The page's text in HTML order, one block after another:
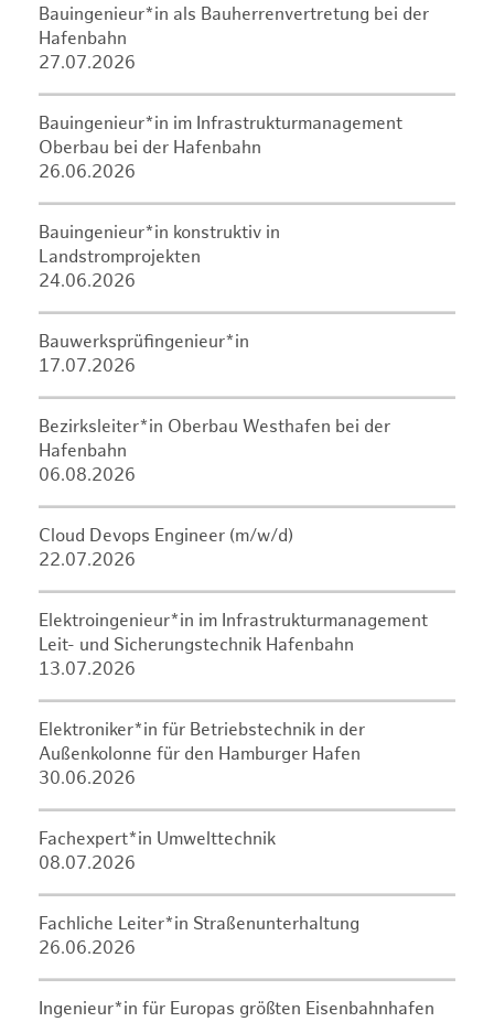
Bauingenieur*in als Bauherrenvertretung bei der
Hafenbahn
27.07.2026
Bauingenieur*in im Infrastrukturmanagement
Oberbau bei der Hafenbahn
26.06.2026
Bauingenieur*in konstruktiv in
Landstromprojekten
24.06.2026
Bauwerksprüfingenieur*in
17.07.2026
Bezirksleiter*in Oberbau Westhafen bei der
Hafenbahn
06.08.2026
Cloud Devops Engineer (m/w/d)
22.07.2026
Elektroingenieur*in im Infrastrukturmanagement
Leit- und Sicherungstechnik Hafenbahn
13.07.2026
Elektroniker*in für Betriebstechnik in der
Außenkolonne für den Hamburger Hafen
30.06.2026
Fachexpert*in Umwelttechnik
08.07.2026
Fachliche Leiter*in Straßenunterhaltung
26.06.2026
Ingenieur*in für Europas größten Eisenbahnhafen